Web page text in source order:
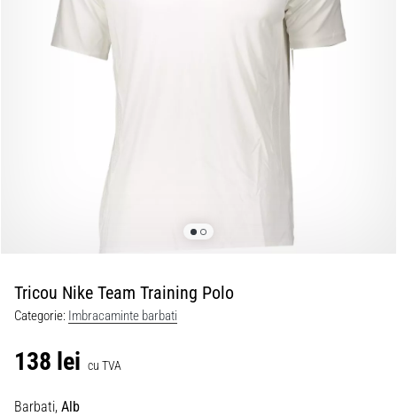
Tricou Nike Team Training Polo
Categorie: Imbracaminte barbati
138 lei cu TVA
Barbati, Alb